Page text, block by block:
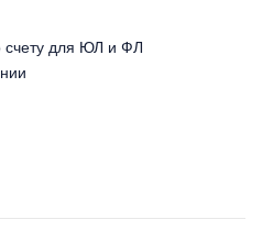
счету для ЮЛ и ФЛ